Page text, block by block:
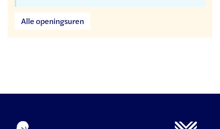
Alle openingsurenDienst